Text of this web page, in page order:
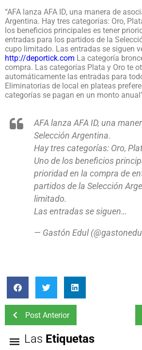
“AFA lanza AFA ID, una manera de
Argentina. Hay tres categorías: Oro,
los beneficios principales es tener
entradas para los partidos de la
cupo limitado. Las entradas se siguen
http://deportick.com La categoría
compra. Las categorías Plata y Oro te
automáticamente las entradas para
Eliminatorias de local en plateas
categorías se pagan en un monto
AFA lanza AFA ID, una
Selección Argentina.
Hay tres categorías: Oro,
Uno de los beneficios
prioridad en la compra de
partidos de la Selección
limitado.
Las entradas se siguen…
— Gastón Edul
Post Anterior
Las Etiquetas